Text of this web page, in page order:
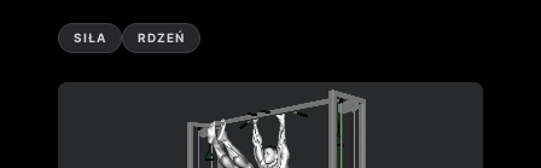
SIŁA RDZEŃ